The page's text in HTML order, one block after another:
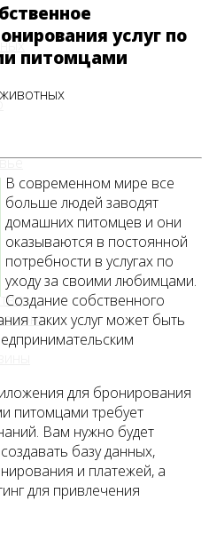
услуг по
питомцами
В современном мире все
больше людей заводят
домашних питомцев и они
оказываются в постоянной
потребности в услугах по
уходу за своими любимцами.
Создание собственного
таких услуг может быть
для бронирования
питомцами требует
Вам нужно будет
базу данных,
и платежей, а
для привлечения